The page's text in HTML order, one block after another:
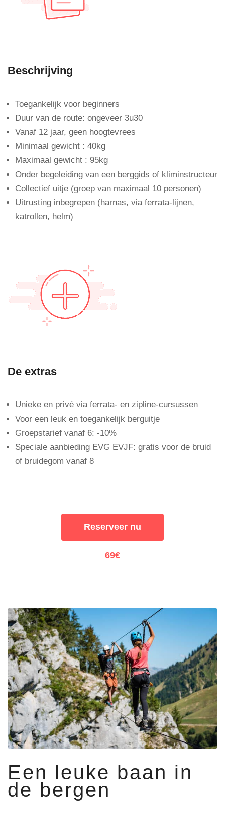
Beschrijving
Toegankelijk voor beginners
Duur van de route: ongeveer 3u30
Vanaf 12 jaar, geen hoogtevrees
Minimaal gewicht : 40kg
Maximaal gewicht : 95kg
Onder begeleiding van een berggids of kliminstructeur
Collectief uitje (groep van maximaal 10 personen)
Uitrusting inbegrepen (harnas, via ferrata-lijnen,
katrollen, helm)
De extras
Unieke en privé via ferrata- en zipline-cursussen
Voor een leuk en toegankelijk berguitje
Groepstarief vanaf 6: -10%
Speciale aanbieding EVG EVJF: gratis voor de bruid
of bruidegom vanaf 8
Reserveer nu
69€
Een leuke baan in
de bergen